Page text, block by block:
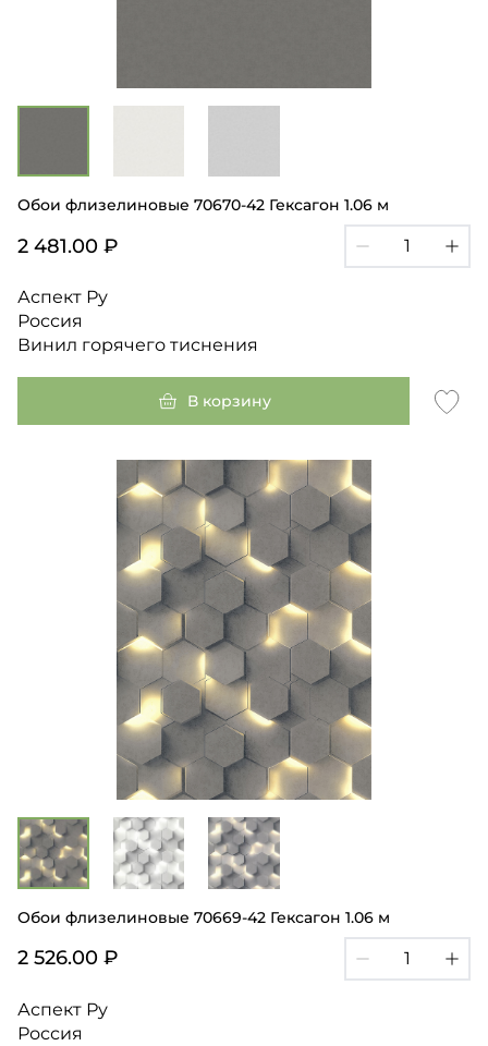
Обои флизелиновые 70670-42 Гексагон 1.06 м
2 481.00 ₽
Аспект Ру
Россия
Винил горячего тиснения
В корзину
Обои флизелиновые 70669-42 Гексагон 1.06 м
2 526.00 ₽
Аспект Ру
Россия